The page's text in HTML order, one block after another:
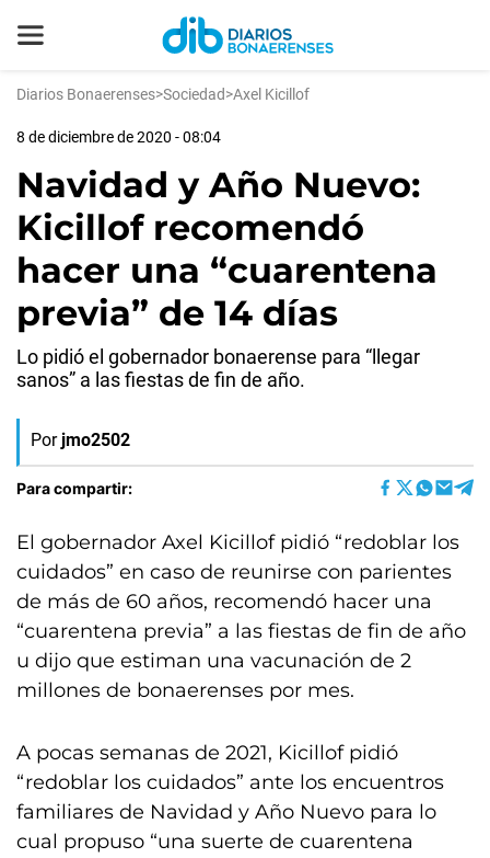
Diarios Bonaerenses>Sociedad>Axel Kicillof
8 de diciembre de 2020 - 08:04
Navidad y Año Nuevo:
Kicillof recomendó
hacer una “cuarentena
previa” de 14 días
Lo pidió el gobernador bonaerense para “llegar
sanos” a las fiestas de fin de año.
Por jmo2502
Para compartir:
El gobernador Axel Kicillof pidió “redoblar los
cuidados” en caso de reunirse con parientes
de más de 60 años, recomendó hacer una
“cuarentena previa” a las fiestas de fin de año
u dijo que estiman una vacunación de 2
millones de bonaerenses por mes.
A pocas semanas de 2021, Kicillof pidió
“redoblar los cuidados” ante los encuentros
familiares de Navidad y Año Nuevo para lo
cual propuso “una suerte de cuarentena